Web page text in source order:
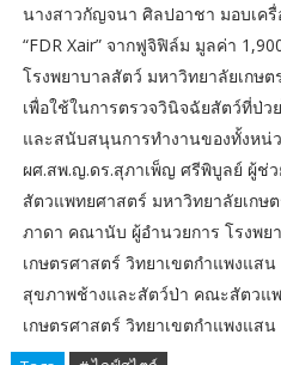
นางสาวกัญจนา ศิลปอาชา มอบเครื่
“FDR Xair” จากฟูจิฟิล์ม มูลค่า
โรงพยาบาลสัตว์ มหาวิทยาลัยเกษ
เพื่อใช้ในการตรวจวินิจฉัยสัตว์ที่ป่
และสนับสนุนการทำงานของทั้งหน่
ผศ.สพ.ญ.ดร.สุภาเพ็ญ ศรีพิบูลย์ ผู้
สัตวแพทยศาสตร์ มหาวิทยาลัยเกษ
ภาดา คณานับ ผู้อำนวยการ โรงพย
เกษตรศาสตร์ วิทยาเขตกำแพงแส
สุขภาพช้างและสัตว์ป่า คณะสัตวแ
เกษตรศาสตร์ วิทยาเขตกำแพงแสน